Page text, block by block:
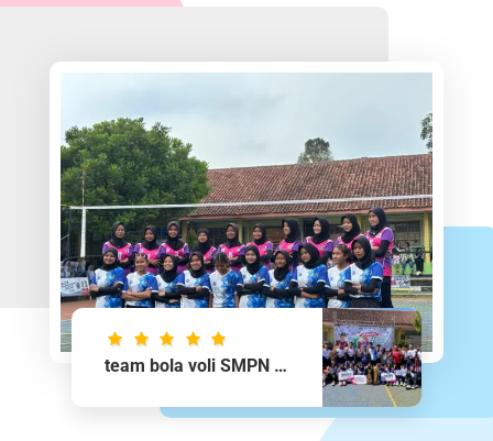
KARANGPAWITAN
SELAMAT DATANG DI WEBSITE RESMI SMPN 1
team bola voli SMPN 1 karangpawitan